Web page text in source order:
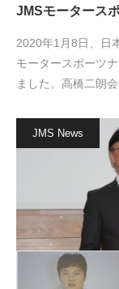
JMSモータース
2020年1月8日、日
モータースポーツ
ました。高橋二朗
JMS News